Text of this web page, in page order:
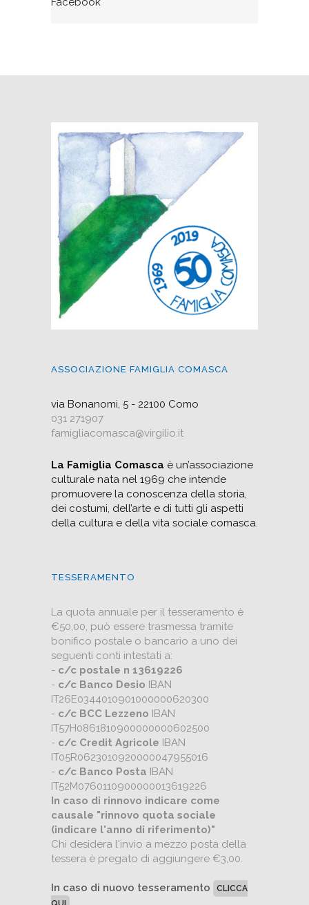
ASSOCIAZIONE FAMIGLIA COMASCA
via Bonanomi, 5 - 22100 Como
031 271907
famigliacomasca@virgilio.it
La Famiglia Comasca è un’associazione
culturale nata nel 1969 che intende
promuovere la conoscenza della storia,
dei costumi, dell’arte e di tutti gli aspetti
della cultura e della vita sociale comasca.
TESSERAMENTO
La quota annuale per il tesseramento è
€50,00, può essere trasmessa tramite
bonifico postale o bancario a uno dei
seguenti conti intestati a:
- c/c postale n 13619226
- c/c Banco Desio IBAN
IT26E0344010901000000620300
- c/c BCC Lezzeno IBAN
IT57H0861810900000000602500
- c/c Credit Agricole IBAN
IT05R0623010920000047955016
- c/c Banco Posta IBAN
IT52M0760110900000013619226
In caso di rinnovo indicare come
causale "rinnovo quota sociale
(indicare l'anno di riferimento)"
Chi desidera l'invio a mezzo posta della
tessera è pregato di aggiungere €3,00.
In caso di nuovo tesseramento
CLICCA